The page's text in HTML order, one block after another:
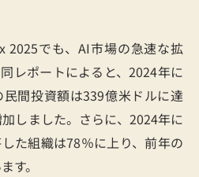
2025でも、AI市場の急速な拡
レポートによると、2024年に
間投資額は339億米ドルに達
しました。さらに、2024年に
た組織は78％に上り、前年の
す。